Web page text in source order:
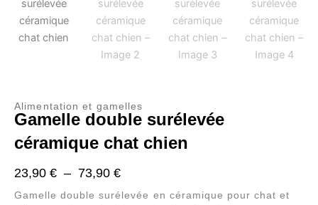
Alimentation et gamelles
Gamelle double surélevée
céramique chat chien
23,90 € – 73,90 €Plage
de
Gamelle double surélevée en céramique pour chat et